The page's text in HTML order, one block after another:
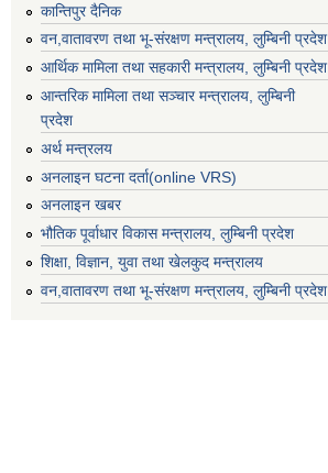
कान्तिपुर दैनिक
वन,वातावरण तथा भू-संरक्षण मन्त्रालय, लुम्बिनी प्रदेश
आर्थिक मामिला तथा सहकारी मन्त्रालय, लुम्बिनी प्रदेश
आन्तरिक मामिला तथा सञ्चार मन्त्रालय, लुम्बिनी
प्रदेश
अर्थ मन्त्रलय
अनलाइन घटना दर्ता(online VRS)
अनलाइन खबर
भौतिक पूर्वाधार विकास मन्त्रालय, लुम्बिनी प्रदेश
शिक्षा, विज्ञान, युवा तथा खेलकुद मन्‍‍त्रालय
वन,वातावरण तथा भू-संरक्षण मन्त्रालय, लुम्बिनी प्रदेश